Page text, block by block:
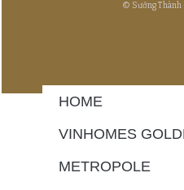
© Sưởng Thành
HOME
VINHOMES
METROPOLE